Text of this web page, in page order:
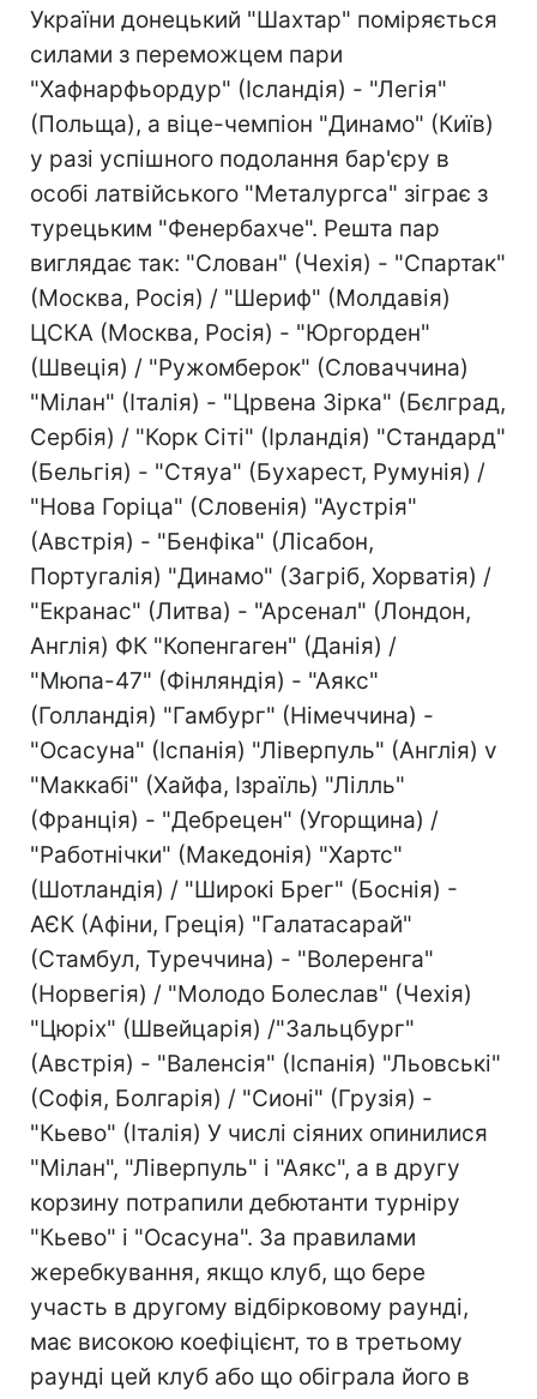
України донецький "Шахтар" поміряється
силами з переможцем пари
"Хафнарфьордур" (Ісландія) - "Легія"
(Польща), а віце-чемпіон "Динамо" (Київ)
у разі успішного подолання бар'єру в
особі латвійського "Металургса" зіграє з
турецьким "Фенербахче". Решта пар
виглядає так: "Слован" (Чехія) - "Спартак"
(Москва, Росія) / "Шериф" (Молдавія)
ЦСКА (Москва, Росія) - "Юргорден"
(Швеція) / "Ружомберок" (Словаччина)
"Мілан" (Італія) - "Црвена Зірка" (Бєлград,
Сербія) / "Корк Сіті" (Ірландія) "Стандард"
(Бельгія) - "Стяуа" (Бухарест, Румунія) /
"Нова Горіца" (Словенія) "Аустрія"
(Австрія) - "Бенфіка" (Лісабон,
Португалія) "Динамо" (Загріб, Хорватія) /
"Екранас" (Литва) - "Арсенал" (Лондон,
Англія) ФК "Копенгаген" (Данія) /
"Мюпа-47" (Фінляндія) - "Аякс"
(Голландія) "Гамбург" (Німеччина) -
"Осасуна" (Іспанія) "Ліверпуль" (Англія) v
"Маккабі" (Хайфа, Ізраїль) "Лілль"
(Франція) - "Дебрецен" (Угорщина) /
"Работнічки" (Македонія) "Хартс"
(Шотландія) / "Широкі Брег" (Боснія) -
АЄК (Афіни, Греція) "Галатасарай"
(Стамбул, Туреччина) - "Волеренга"
(Норвегія) / "Молодо Болеслав" (Чехія)
"Цюріх" (Швейцарія) /"Зальцбург"
(Австрія) - "Валенсія" (Іспанія) "Льовські"
(Софія, Болгарія) / "Сионі" (Грузія) -
"Кьево" (Італія) У числі сіяних опинилися
"Мілан", "Ліверпуль" і "Аякс", а в другу
корзину потрапили дебютанти турніру
"Кьево" і "Осасуна". За правилами
жеребкування, якщо клуб, що бере
участь в другому відбірковому раунді,
має високою коефіцієнт, то в третьому
раунді цей клуб або що обіграла його в